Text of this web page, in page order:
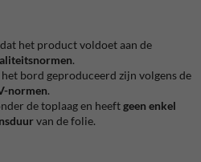
het product voldoet aan de
.
bord geproduceerd zijn volgens de
normen.
de toplaag en heeftgeen enkel
van de folie.